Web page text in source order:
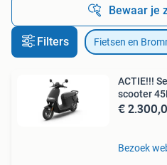
Bewaar je
Filters Fietsen en
ACTIE!!!
scooter
€
Bezoek